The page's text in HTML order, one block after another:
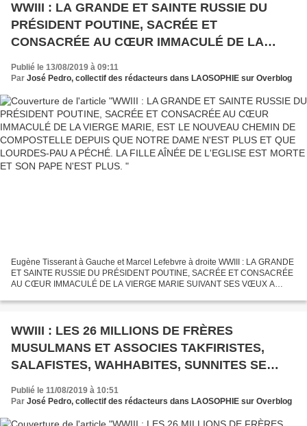
WWIII : LA GRANDE ET SAINTE RUSSIE DU
PRÉSIDENT POUTINE, SACRÉE ET
CONSACRÉE AU CŒUR IMMACULÉ DE LA
VIERGE MARIE, EST LE NOUVEAU CHEMIN DE
COMPOSTELLE DEPUIS QUE NOTRE DAME
LA FILLE AÎNÉE DE L'EGLISE EST MORTE ET
SON PAPE N'EST PLUS.
Publié le 13/08/2019 à 09:11
Par José Pedro, collectif des rédacteurs dans LAOSOPHIE sur Overblog
Eugène Tisserant à Gauche et Marcel Lefebvre à droite WWIII : LA GRANDE
ET SAINTE RUSSIE DU PRÉSIDENT POUTINE, SACRÉE ET CONSACRÉE
AU CŒUR IMMACULÉ DE LA VIERGE MARIE SUIVANT SES VŒUX A
QUE NOTRE...
WWIII : LES 26 MILLIONS DE FRÈRES
MUSULMANS ET ASSOCIES TAKFIRISTES,
SALAFISTES, WAHHABITES, SUNNITES SE
KEBIR, LE SANG VA COULER ET BRIGITTE
BARDOT SEULE FRANÇAISE, S'Y OPPOSE. Le
Publié le 11/08/2019 à 10:51
Par José Pedro, collectif des rédacteurs dans LAOSOPHIE sur Overblog